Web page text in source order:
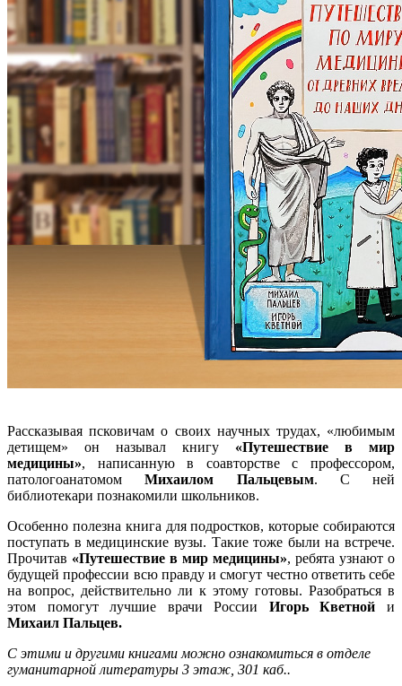
Рассказывая псковичам о своих научных трудах, «любимым
детищем» он называл книгу «Путешествие в мир
медицины», написанную в соавторстве с профессором,
патологоанатомомМихаилом Пальцевым. С ней
библиотекари познакомили школьников.
Особенно полезна книга для подростков, которые собираются
поступать в медицинские вузы. Такие тоже были на встрече.
Прочитав «Путешествие в мир медицины», ребята узнают о
будущей профессии всю правду и смогут честно ответить себе
на вопрос, действительно ли к этому готовы. Разобраться в
этом помогут лучшие врачи России Игорь Кветной и
Михаил Пальцев.
С этими и другими книгами можно ознакомиться в отделе
гуманитарной литературы 3 этаж, 301 каб..